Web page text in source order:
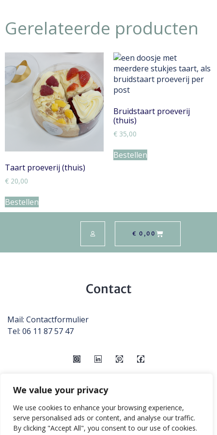
We value your privacy
We use cookies to enhance your browsing experience,
serve personalised ads or content, and analyse our traffic.
By clicking "Accept All", you consent to our use of cookies.
Gerelateerde producten
Taart proeverij (thuis)
€ 20,00
Bestellen
Bruidstaart proeverij
(thuis)
€ 35,00
Bestellen
€ 0,00
Contact
Mail: Contactformulier
Tel: 06 11 87 57 47